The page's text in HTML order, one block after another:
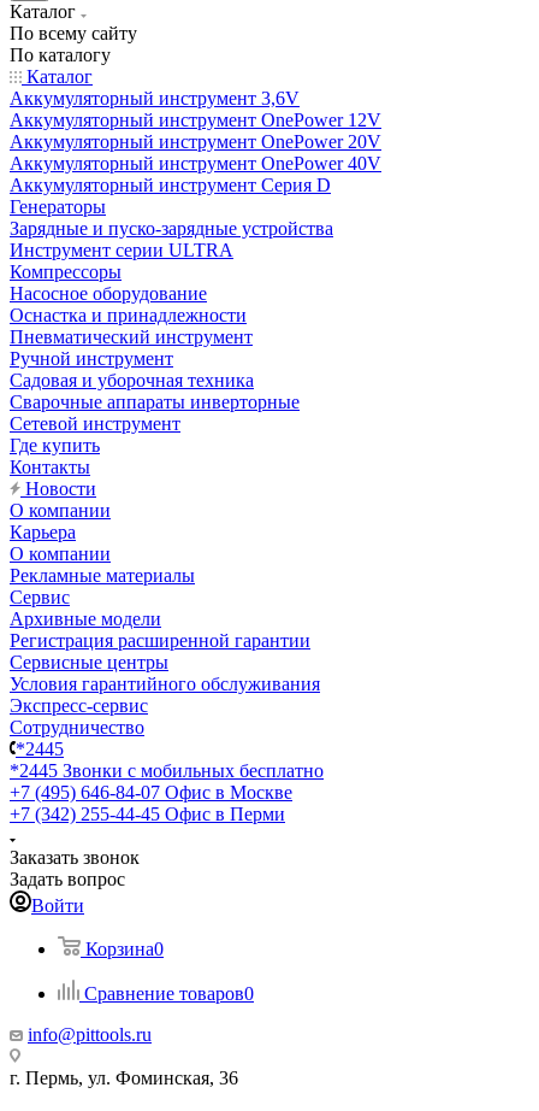
Каталог
По всему сайту
По каталогу
Каталог
Аккумуляторный инструмент 3,6V
Аккумуляторный инструмент OnePower 12V
Аккумуляторный инструмент OnePower 20V
Аккумуляторный инструмент OnePower 40V
Аккумуляторный инструмент Серия D
Генераторы
Зарядные и пуско-зарядные устройства
Инструмент серии ULTRA
Компрессоры
Насосное оборудование
Оснастка и принадлежности
Пневматический инструмент
Ручной инструмент
Садовая и уборочная техника
Сварочные аппараты инверторные
Сетевой инструмент
Где купить
Контакты
Новости
О компании
Карьера
О компании
Рекламные материалы
Сервис
Архивные модели
Регистрация расширенной гарантии
Сервисные центры
Условия гарантийного обслуживания
Экспресс-сервис
Сотрудничество
*2445
*2445 Звонки с мобильных бесплатно
+7 (495) 646-84-07 Офис в Москве
+7 (342) 255-44-45 Офис в Перми
Заказать звонок
Задать вопрос
Войти
Корзина0
Сравнение товаров0
info@pittools.ru
г. Пермь, ул. Фоминская, 36